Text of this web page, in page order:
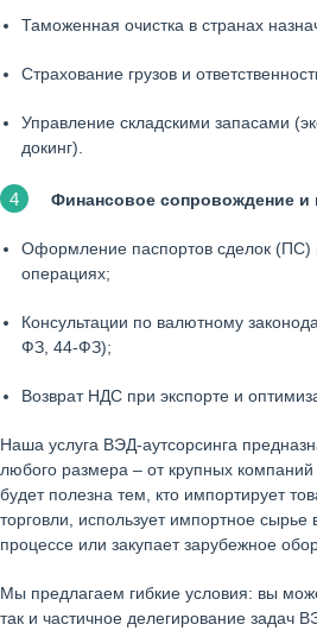
Таможенная очистка в странах
Страхование грузов и
Управление складскими запасами
докинг).
Финансовое сопровождение и
Оформление паспортов сделок (ПС)
операциях;
Консультации по валютному
ФЗ, 44-ФЗ);
Возврат НДС при экспорте и
Наша услуга ВЭД-аутсорсинга
любого размера – от крупных
будет полезна тем, кто импортирует
торговли, использует импортное сырье
процессе или закупает зарубежное
Мы предлагаем гибкие условия: вы
так и частичное делегирование задач